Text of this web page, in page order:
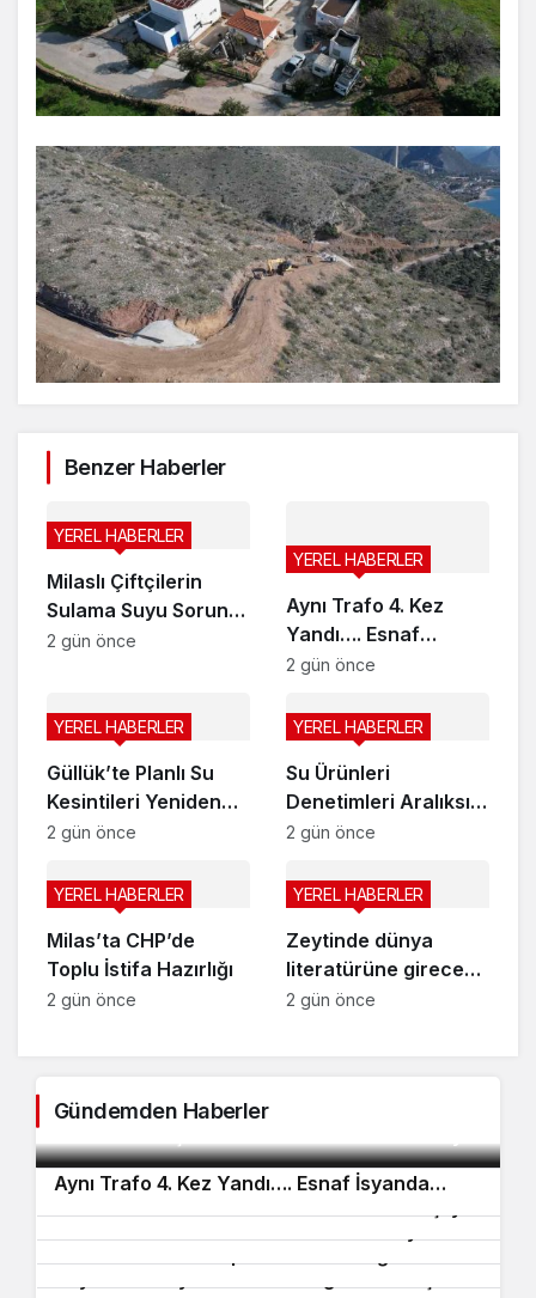
Benzer Haberler
Milaslı Çiftçilerin
Sulama Suyu Sorunu
Gündeme Taşındı:
su yok’ demek
zorunda kaldık”
YEREL HABERLER
2 gün önce
Aynı Trafo 4. Kez
Yandı…. Esnaf
İsyanda…
YEREL HABERLER
2 gün önce
Güllük’te Planlı Su
Kesintileri Yeniden
Başlıyor
YEREL HABERLER
2 gün önce
Su Ürünleri
Denetimleri Aralıksız
Sürüyor
YEREL HABERLER
2 gün önce
Milas’ta CHP’de
Toplu İstifa Hazırlığı
YEREL HABERLER
2 gün önce
Zeytinde dünya
literatürüne girecek
başarı
YEREL HABERLER
2 gün önce
Gündemden Haberler
Milaslı Çiftçilerin Sulama Suyu Sorunu
‘Ekmeyin, su yok’ demek zorunda kaldık”
Aynı Trafo 4. Kez Yandı…. Esnaf İsyanda…
3
4
Levent Akyer’den Başhekim Güneş’e Hayırlı